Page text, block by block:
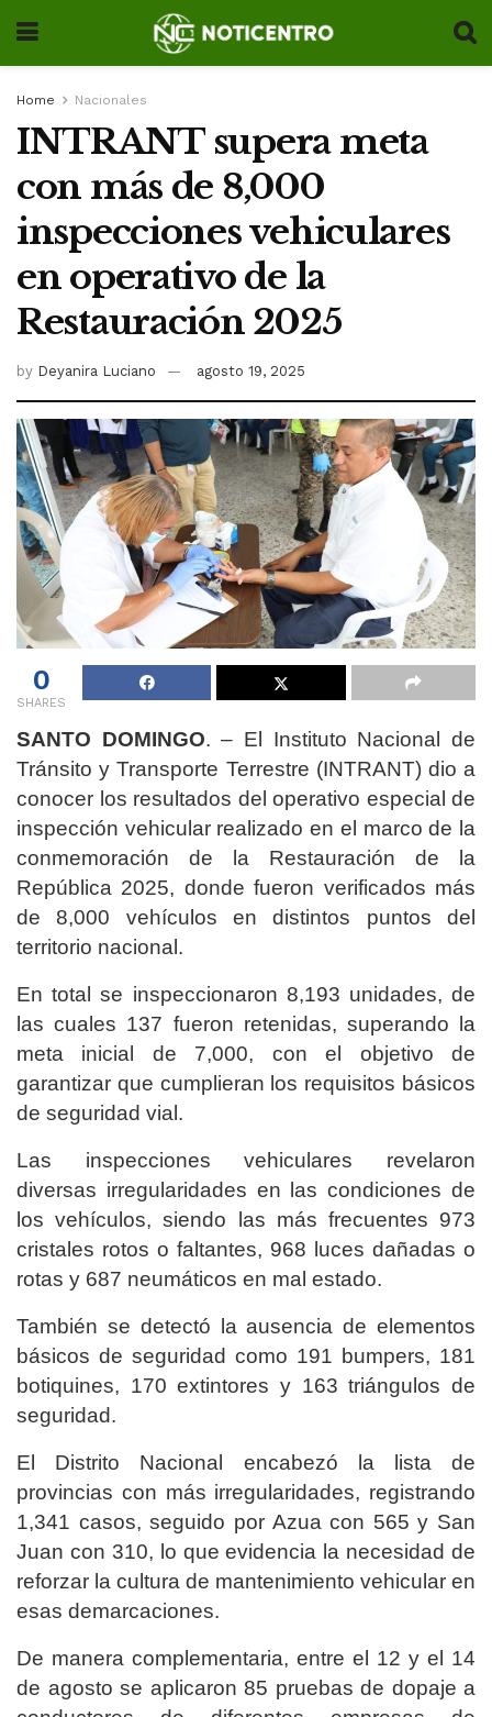
Home Nacionales
INTRANT supera meta
con más de 8,000
inspecciones vehiculares
en operativo de la
Restauración 2025
by Deyanira Luciano agosto 19, 2025
0
SHARES
SANTO DOMINGO. – El Instituto Nacional de
Tránsito y Transporte Terrestre (INTRANT) dio a
conocer los resultados del operativo especial de
inspección vehicular realizado en el marco de la
conmemoración de la Restauración de la
República 2025, donde fueron verificados más
de 8,000 vehículos en distintos puntos del
territorio nacional.
En total se inspeccionaron 8,193 unidades, de
las cuales 137 fueron retenidas, superando la
meta inicial de 7,000, con el objetivo de
garantizar que cumplieran los requisitos básicos
de seguridad vial.
Las inspecciones vehiculares revelaron
diversas irregularidades en las condiciones de
los vehículos, siendo las más frecuentes 973
cristales rotos o faltantes, 968 luces dañadas o
rotas y 687 neumáticos en mal estado.
También se detectó la ausencia de elementos
básicos de seguridad como 191 bumpers, 181
botiquines, 170 extintores y 163 triángulos de
seguridad.
El Distrito Nacional encabezó la lista de
provincias con más irregularidades, registrando
1,341 casos, seguido por Azua con 565 y San
Juan con 310, lo que evidencia la necesidad de
reforzar la cultura de mantenimiento vehicular en
esas demarcaciones.
De manera complementaria, entre el 12 y el 14
de agosto se aplicaron 85 pruebas de dopaje a